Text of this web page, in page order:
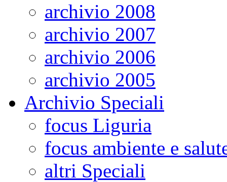
archivio 2008
archivio 2007
archivio 2006
archivio 2005
Archivio Speciali
focus Liguria
focus ambiente e
altri Speciali